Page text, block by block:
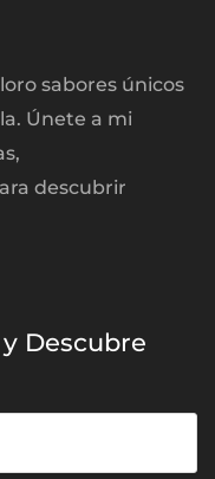
sabores únicos
Únete a mi
descubrir
Descubre